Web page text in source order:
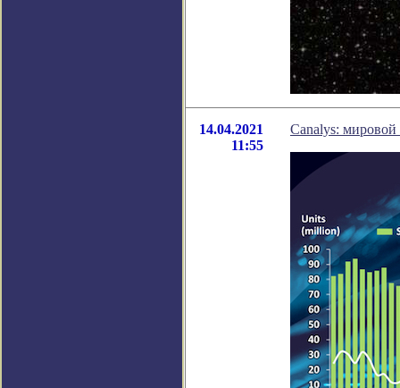
14.04.2021
11:55
Canalys: мировой